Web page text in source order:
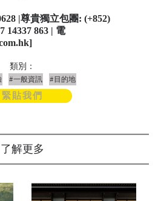
|尊貴獨立包團: (+852)
14337 863 | 電
類別：
#一般資訊 #目的地
緊貼我們
了解更多